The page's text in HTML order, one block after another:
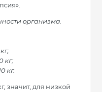
организма.
кг;
кг.
значит, для низкой